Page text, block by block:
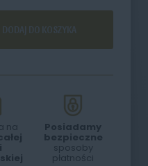
DODAJ DO KOSZYKA
na Posiadamy
bezpieczne
sposoby
płatności